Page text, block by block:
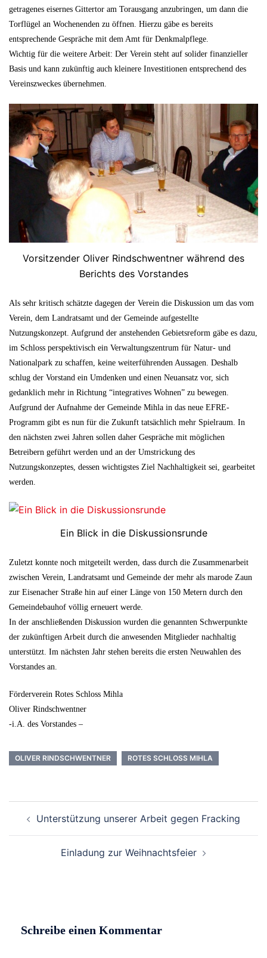
getragenes eisernes Gittertor am Torausgang anzubringen, um dann die
Torflügel an Wochenenden zu öffnen. Hierzu gäbe es bereits
entsprechende Gespräche mit dem Amt für Denkmalpflege.
Wichtig für die weitere Arbeit: Der Verein steht auf solider finanzieller
Basis und kann zukünftig auch kleinere Investitionen entsprechend des
Vereinszweckes übernehmen.
Vorsitzender Oliver Rindschwentner während des
Berichts des Vorstandes
Als sehr kritisch schätzte dagegen der Verein die Diskussion um das vom
Verein, dem Landratsamt und der Gemeinde aufgestellte
Nutzungskonzept. Aufgrund der anstehenden Gebietsreform gäbe es dazu,
im Schloss perspektivisch ein Verwaltungszentrum für Natur- und
Nationalpark zu schaffen, keine weiterführenden Aussagen. Deshalb
schlug der Vorstand ein Umdenken und einen Neuansatz vor, sich
gedanklich mehr in Richtung “integratives Wohnen” zu bewegen.
Aufgrund der Aufnahme der Gemeinde Mihla in das neue EFRE-
Programm gibt es nun für die Zukunft tatsächlich mehr Spielraum. In
den nächsten zwei Jahren sollen daher Gespräche mit möglichen
Betreibern geführt werden und an der Umstrickung des
Nutzungskonzeptes, dessen wichtigstes Ziel Nachhaltigkeit sei, gearbeitet
werden.
Ein Blick in die Diskussionsrunde
Zuletzt konnte noch mitgeteilt werden, dass durch die Zusammenarbeit
zwischen Verein, Landratsamt und Gemeinde der mehr als marode Zaun
zur Eisenacher Straße hin auf einer Länge von 150 Metern durch den
Gemeindebauhof völlig erneuert werde.
In der anschließenden Diskussion wurden die genannten Schwerpunkte
der zukünftigen Arbeit durch die anwesenden Mitglieder nachhaltig
unterstützt. Im nächsten Jahr stehen bereits die ersten Neuwahlen des
Vorstandes an.
Förderverein Rotes Schloss Mihla
Oliver Rindschwentner
-i.A. des Vorstandes –
OLIVER RINDSCHWENTNER ROTES SCHLOSS MIHLA
Navigation
Unterstützung unserer Arbeit gegen Fracking
Einladung zur Weihnachtsfeier
Schreibe einen Kommentar